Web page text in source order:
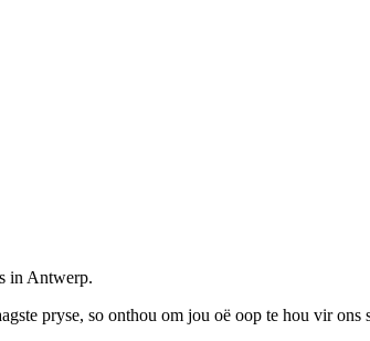
in Antwerp.
pryse, so onthou om jou oë oop te hou vir ons